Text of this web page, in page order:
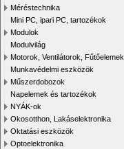
Méréstechnika
Mini PC, ipari PC, tartozékok
Modulok
Modulvilág
Motorok, Ventilátorok, Fűtőelemek
Munkavédelmi eszközök
Műszerdobozok
Napelemek és tartozékok
NYÁK-ok
Okosotthon, Lakáselektronika
Oktatási eszközök
Optoelektronika